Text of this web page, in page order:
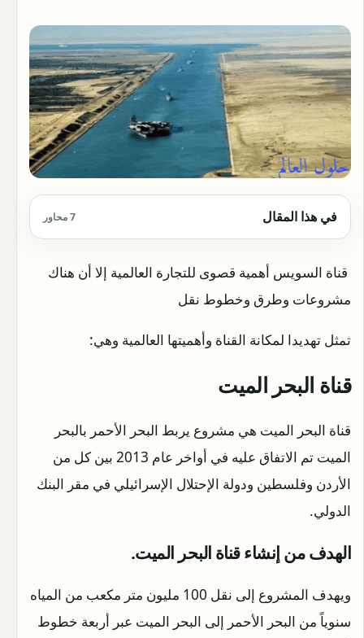
في هذا المقال 7 محاور
قناة السويس أهمية قصوى للتجارة العالمية إلا أن هناك
مشروعات وطرق وخطوط نقل
تمثل تهديدا لمكانة القناة وأهميتها العالمية وهي:
قناة البحر الميت
قناة البحر الميت هي مشروع يربط البحر الأحمر بالبحر
الميت تم الاتفاق عليه في أواخر عام 2013 بين كل من
الأردن وفلسطين ودولة الإحتلال الإسرائيلي في مقر البنك
الدولي.
الهدف من إنشاء قناة البحر الميت.
ويهدف المشروع إلى نقل 100 مليون متر مكعب من المياه
سنوياً من البحر الأحمر إلى البحر الميت عبر أربعة خطوط